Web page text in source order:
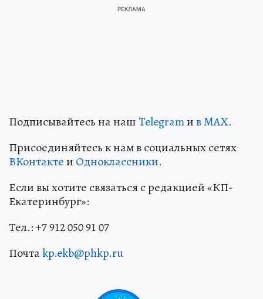
Подписывайтесь на нашTelegramив MAX.
Присоединяйтесь к нам в социальных сетях
ВКонтактеи Одноклассники.
Если вы хотите связаться с редакцией «КП-
Екатеринбург»:
Тел.: +7 912 050 91 07
Почтаkp.ekb@phkp.ru